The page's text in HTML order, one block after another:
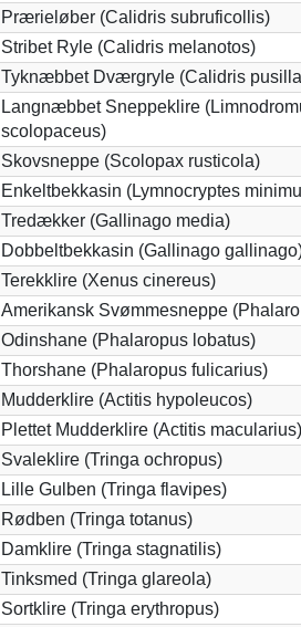
Prærieløber (Calidris subruficollis)
Stribet Ryle (Calidris melanotos)
Tyknæbbet Dværgryle (Calidris
Langnæbbet Sneppeklire
scolopaceus)
Skovsneppe (Scolopax rusticola)
Enkeltbekkasin (Lymnocryptes
Tredækker (Gallinago media)
Dobbeltbekkasin (Gallinago
Terekklire (Xenus cinereus)
Amerikansk Svømmesneppe
Odinshane (Phalaropus lobatus)
Thorshane (Phalaropus fulicarius)
Mudderklire (Actitis hypoleucos)
Plettet Mudderklire (Actitis macularius)
Svaleklire (Tringa ochropus)
Lille Gulben (Tringa flavipes)
Rødben (Tringa totanus)
Damklire (Tringa stagnatilis)
Tinksmed (Tringa glareola)
Sortklire (Tringa erythropus)